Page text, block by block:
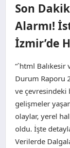
KÜLTÜR SANAT
SAĞLIK
TEKNOLOJI
Son
Alarmı!
İzmir’de
“`html Balıkesir
Durum Raporu
ve
gelişmeler
olaylar, yerel
oldu. İşte
Verilerde